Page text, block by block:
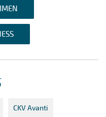
CKV Avanti